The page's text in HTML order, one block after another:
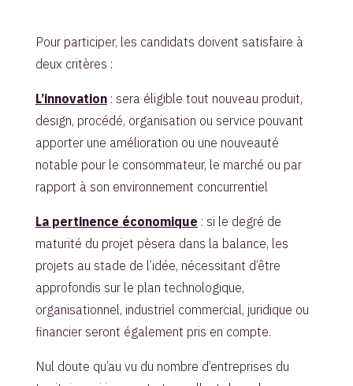
Pour participer, les candidats doivent satisfaire à
deux critères :
L’innovation: sera éligible tout nouveau produit,
design, procédé, organisation ou service pouvant
apporter une amélioration ou une nouveauté
notable pour le consommateur, le marché ou par
rapport à son environnement concurrentiel
La pertinence économique : si le degré de
maturité du projet pèsera dans la balance, les
projets au stade de l’idée, nécessitant d’être
approfondis sur le plan technologique,
organisationnel, industriel commercial, juridique ou
financier seront également pris en compte.
Nul doute qu’au vu du nombre d’entreprises du